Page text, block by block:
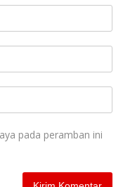
pada peramban ini